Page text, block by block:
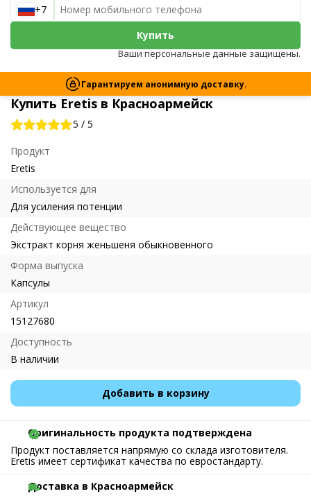
Купить Eretis в Красноармейск
5 / 5
Продукт
Eretis
Используется для
Для усиления потенции
Действующее вещество
Экстракт корня женьшеня обыкновенного
Форма выпуска
Капсулы
Артикул
15127680
Доступность
В наличии
Добавить в корзину
+7
Купить
Ваши персональные данные защищены.
Гарантируем анонимную доставку.
Оригинальность продукта подтверждена
Продукт поставляется напрямую со склада изготовителя.
Eretis имеет сертификат качества по евростандарту.
Доставка в Красноармейск